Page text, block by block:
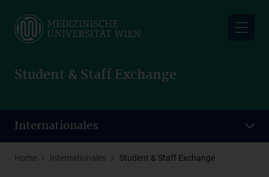
main
Student & Staff Exchange
Internationales
Home Internationales Student & Staff Exchange